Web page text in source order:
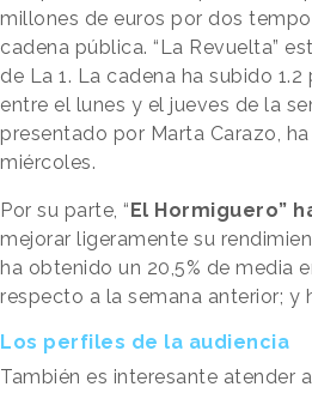
millones de euros por dos
cadena pública. “La Revuelta”
de La 1. La cadena ha subido
entre el lunes y el jueves de la
presentado por Marta Carazo,
miércoles.
Por su parte, “El Hormiguero”
mejorar ligeramente su
ha obtenido un 20,5% de media
respecto a la semana anterior; y
Los perfiles de la audiencia
También es interesante atender